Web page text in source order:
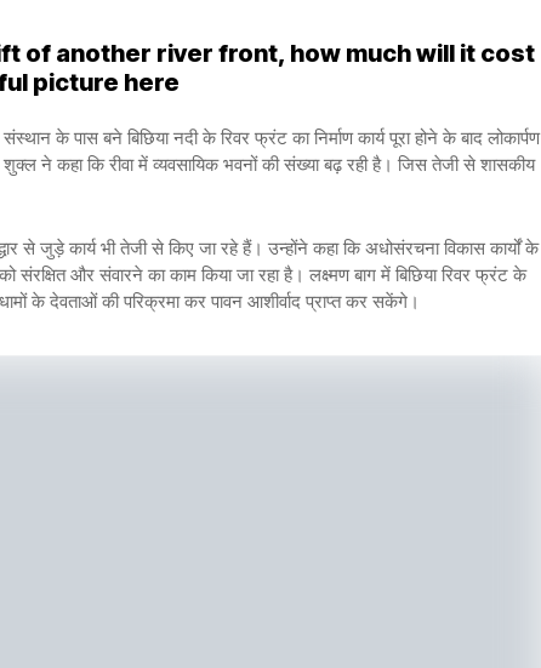
of another river front, how much will it cost
picture here
के पास बने बिछिया नदी के रिवर फ्रंट का निर्माण कार्य पूरा होने के बाद लोकार्पण
शुक्ल ने कहा कि रीवा में व्यवसायिक भवनों की संख्या बढ़ रही है। जिस तेजी से शासकीय
से जुड़े कार्य भी तेजी से किए जा रहे हैं। उन्होंने कहा कि अधोसंरचना विकास कार्यों के
संरक्षित और संवारने का काम किया जा रहा है। लक्ष्मण बाग में बिछिया रिवर फ्रंट के
धामों के देवताओं की परिक्रमा कर पावन आशीर्वाद प्राप्त कर सकेंगे।